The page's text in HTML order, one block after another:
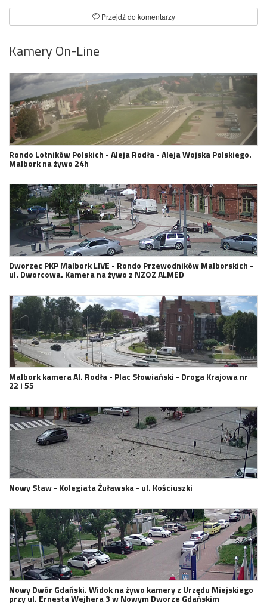
Przejdź do komentarzy
Kamery On-Line
Rondo Lotników Polskich - Aleja Rodła - Aleja Wojska Polskiego.
Malbork na żywo 24h
Dworzec PKP Malbork LIVE - Rondo Przewodników Malborskich -
ul. Dworcowa. Kamera na żywo z NZOZ ALMED
Malbork kamera Al. Rodła - Plac Słowiański - Droga Krajowa nr
22 i 55
Nowy Staw - Kolegiata Żuławska - ul. Kościuszki
Nowy Dwór Gdański. Widok na żywo kamery z Urzędu Miejskiego
przy ul. Ernesta Wejhera 3 w Nowym Dworze Gdańskim